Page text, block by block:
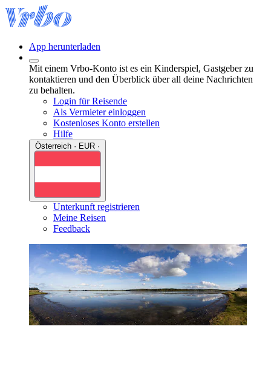
App herunterladen
Mit einem Vrbo-Konto ist es ein Kinderspiel, Gastgeber zu
kontaktieren und den Überblick über all deine Nachrichten
zu behalten.
Login für Reisende
Als Vermieter einloggen
Kostenloses Konto erstellen
Hilfe
Unterkunft registrieren
Meine Reisen
Feedback